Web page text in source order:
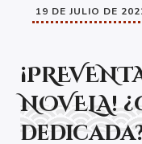
19 DE JULIO DE
NOVELA!